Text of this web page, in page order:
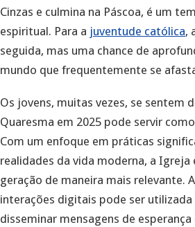
Cinzas e culmina na Páscoa, é um
espiritual. Para a juventude católica,
seguida, mas uma chance de
mundo que frequentemente se
Os jovens, muitas vezes, se sentem
Quaresma em 2025 pode servir
Com um enfoque em práticas
realidades da vida moderna, a
geração de maneira mais relevante.
interações digitais pode ser
disseminar mensagens de